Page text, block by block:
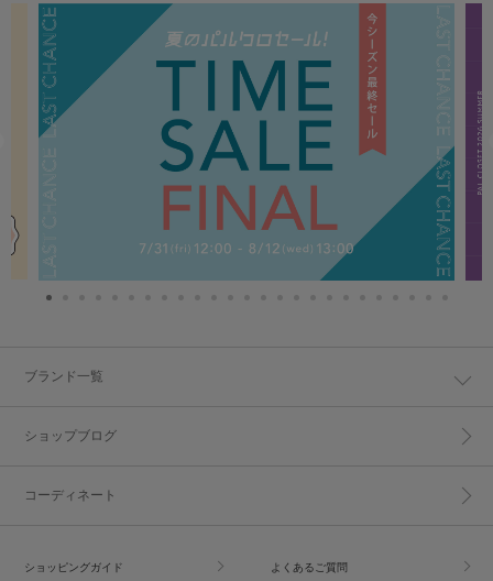
ブランド一覧
ショップブログ
コーディネート
ショッピングガイド よくあるご質問